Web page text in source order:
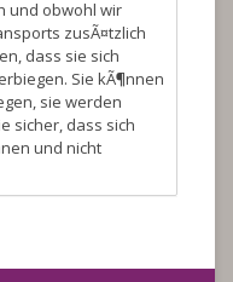
und obwohl wir
zusÃ¤tzlich
dass sie sich
Sie kÃ¶nnen
sie werden
sicher, dass sich
und nicht